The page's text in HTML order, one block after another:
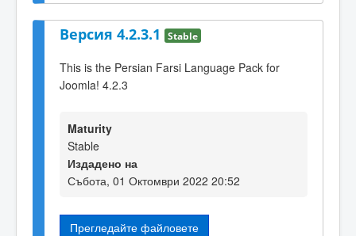
Версия 4.2.3.1 Stable
This is the Persian Farsi Language Pack for
Joomla! 4.2.3
Maturity
Stable
Издадено на
Събота, 01 Октомври 2022 20:52
Прегледайте файловете